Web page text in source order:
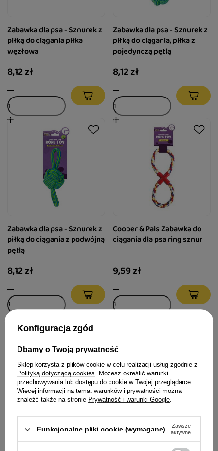
Zabawka dla psa - Sznurek z
piłką do ciągania piłka
węzłowa
8,12 zł
Zabawka dla psa - Sznurek z
piłką do ciągania, piłka z
pojedynczą pętlą
8,12 zł
Zabawka dla psa - Sznurek z
piłką do ciągania z podwójną
pętlą
8,12 zł
Cooper & Pals Zabawka do
ciągania dla psa ring sznur
9,59 zł
Cooper & Pals Zabawka dla
psa lina i piłka z dwoma
Cooper & Pals Zabawka dla
psa lina i piłka z jednym
Konfiguracja zgód
Dbamy o Twoją prywatność
Sklep korzysta z plików cookie w celu realizacji usług zgodnie z
Polityką dotyczącą cookies. Możesz określić warunki
przechowywania lub dostępu do cookie w Twojej przeglądarce.
Więcej informacji na temat warunków i prywatności można
znaleźć także na stronie Prywatność i warunki Google.
Funkcjonalne pliki cookie (wymagane)
Zawsze
aktywne